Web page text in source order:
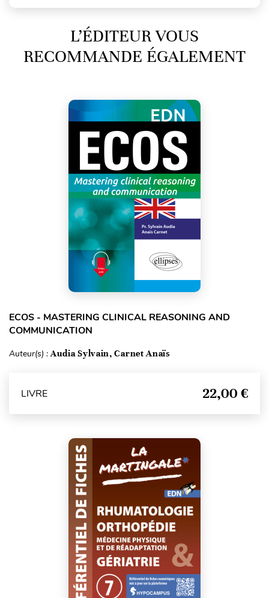
L’ÉDITEUR VOUS
RECOMMANDE ÉGALEMENT
ECOS - MASTERING CLINICAL REASONING AND
COMMUNICATION
Auteur(s) :Audia Sylvain, Carnet Anaïs
LIVRE 22,00 €